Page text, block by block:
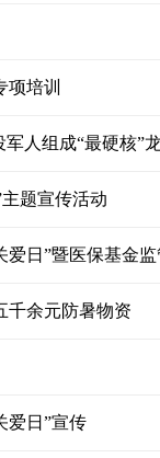
项培训
人组成“最硬核”
题宣传活动
爱日”暨医保基金
千余元防暑物资
爱日”宣传